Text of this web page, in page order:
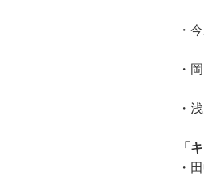
・
・
・
「
・